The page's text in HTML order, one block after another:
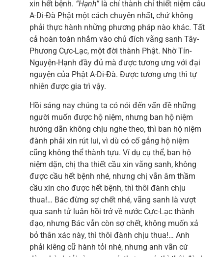
xin hết bệnh. “Hạnh” là chí thành chí thiết niệm câu
A-Di-Đà Phật một cách chuyên nhất, chứ không
phải thực hành những phương pháp nào khác. Tất
cả hoàn toàn nhắm vào chủ đích vãng sanh Tây-
Phương Cực-Lạc, một đời thành Phật. Nhờ Tín-
Nguyện-Hạnh đầy đủ mà được tương ưng với đại
nguyện của Phật A-Di-Đà. Được tương ưng thì tự
nhiên được gia trì vậy.
Hồi sáng nay chúng ta có nói đến vấn đề những
người muốn được hộ niệm, nhưng ban hộ niệm
hướng dẫn không chịu nghe theo, thì ban hộ niệm
đành phải xin rút lui, vì dù có cố gắng hộ niệm
cũng không thể thành tựu. Ví dụ cụ thể, ban hộ
niệm dặn, chị tha thiết cầu xin vãng sanh, không
được cầu hết bệnh nhé, nhưng chị vẫn âm thầm
cầu xin cho được hết bệnh, thì thôi đành chịu
thua!… Bác đừng sợ chết nhé, vãng sanh là vượt
qua sanh tử luân hồi trở về nước Cực-Lạc thành
đạo, nhưng Bác vẫn còn sợ chết, không muốn xả
bỏ thân xác này, thì thôi đành chịu thua!… Anh
phải kiêng cữ hành tỏi nhé, nhưng anh vẫn cứ